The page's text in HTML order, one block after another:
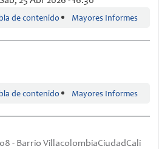
de contenido Mayores Informes
de contenido Mayores Informes
- Barrio VillacolombiaCiudadCali